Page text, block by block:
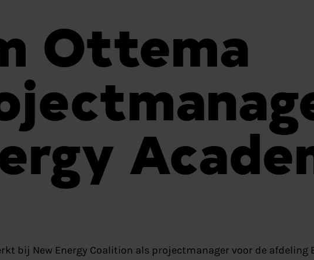
Ottema
bij New Energy Coalition als projectmanager voor de afdeling